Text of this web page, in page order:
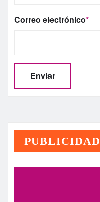
Correo electrónico*
PUBLICIDAD